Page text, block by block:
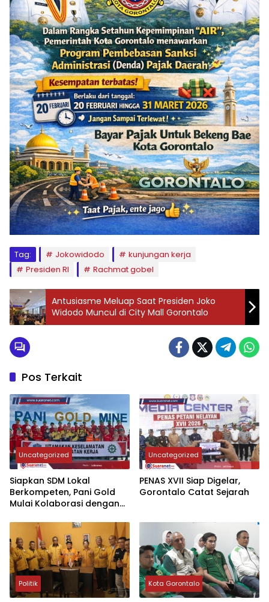
Tag: Jokowidodo
kunjungan kerja
Presiden RI
Rachmat gobel
Antusiasme Meluap Saat Presiden Joko
Widodo Muncul di City Mall Gorontalo
Pos Terkait
Uncategorized
‎Siapkan SDM Lokal
Berkompeten, Pani Gold
Mulai Kolaborasi dengan
Gorontalo
Uncategorized
‎PENAS XVII Siap Digelar,
Gorontalo Catat Sejarah
Politik Kota Gorontalo